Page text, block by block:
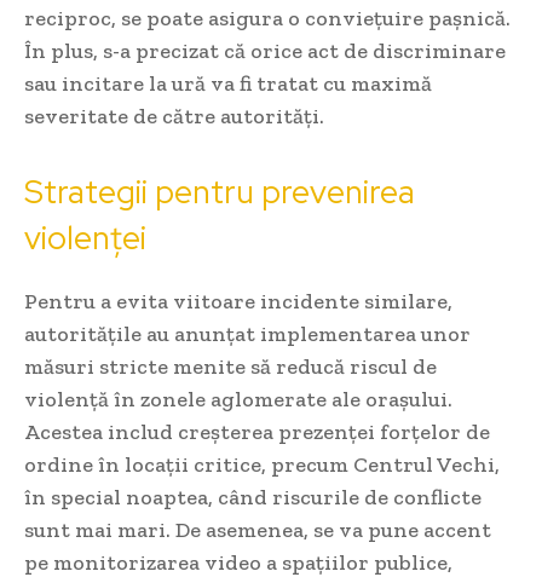
reciproc, se poate asigura o conviețuire pașnică.
În plus, s-a precizat că orice act de discriminare
sau incitare la ură va fi tratat cu maximă
severitate de către autorități.
Strategii pentru prevenirea
violenței
Pentru a evita viitoare incidente similare,
autoritățile au anunțat implementarea unor
măsuri stricte menite să reducă riscul de
violență în zonele aglomerate ale orașului.
Acestea includ creșterea prezenței forțelor de
ordine în locații critice, precum Centrul Vechi,
în special noaptea, când riscurile de conflicte
sunt mai mari. De asemenea, se va pune accent
pe monitorizarea video a spațiilor publice,